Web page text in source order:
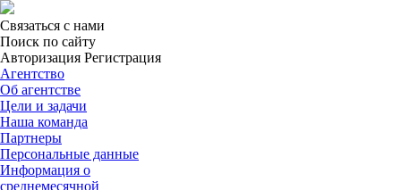
Связаться с нами
Поиск по сайту
Авторизация Регистрация
Агентство
Об агентстве
Цели и задачи
Наша команда
Партнеры
Персональные данные
Информация о
среднемесячной